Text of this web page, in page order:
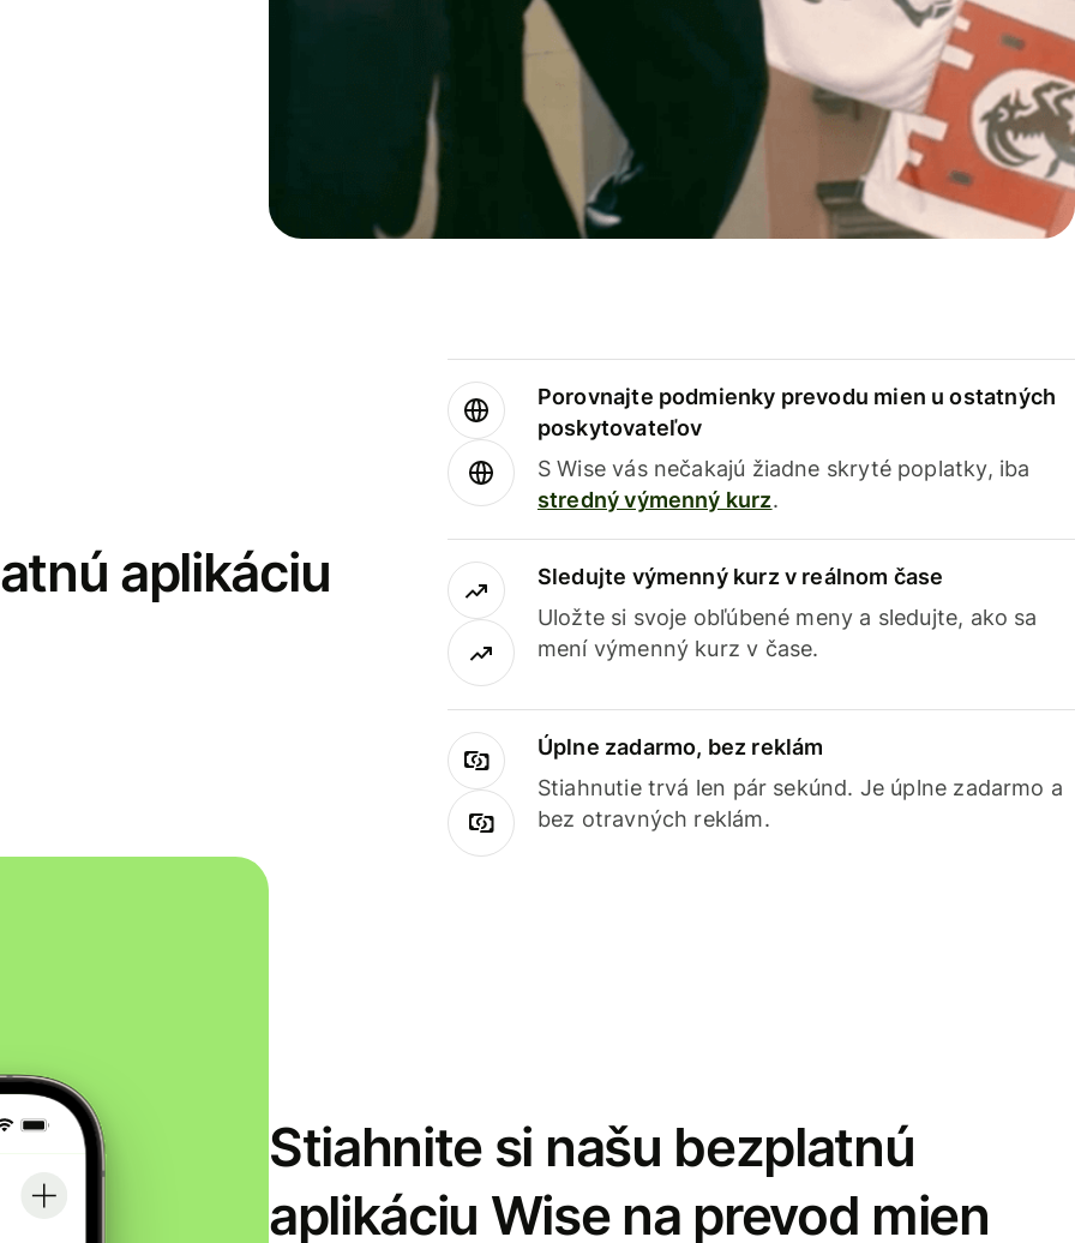
aplikáciu
Porovnajte podmienky prevodu mien u ostatných
poskytovateľov
S Wise vás nečakajú žiadne skryté poplatky, iba
stredný výmenný kurz.
Sledujte výmenný kurz v reálnom čase
Uložte si svoje obľúbené meny a sledujte, ako sa
mení výmenný kurz v čase.
Úplne zadarmo, bez reklám
Stiahnutie trvá len pár sekúnd. Je úplne zadarmo a
bez otravných reklám.
Stiahnite si našu bezplatnú
aplikáciu Wise na prevod mien